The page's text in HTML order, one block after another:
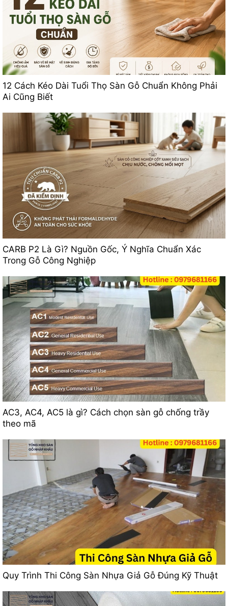
12 Cách Kéo Dài Tuổi Thọ Sàn Gỗ Chuẩn Không Phải
Ai Cũng Biết
CARB P2 Là Gì? Nguồn Gốc, Ý Nghĩa Chuẩn Xác
Trong Gỗ Công Nghiệp
AC3, AC4, AC5 là gì? Cách chọn sàn gỗ chống trầy
theo mã
Quy Trình Thi Công Sàn Nhựa Giả Gỗ Đúng Kỹ Thuật